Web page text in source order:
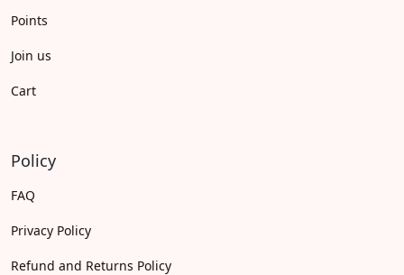
Points
Join us
Cart
Policy
FAQ
Privacy Policy
Refund and Returns Policy